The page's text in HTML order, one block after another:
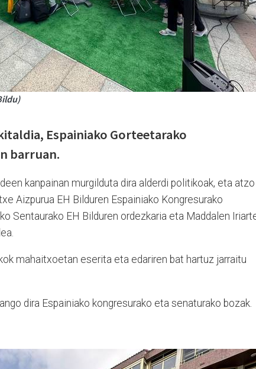
Espainiako Gorteetarako
barruan.
kanpainan murgilduta dira alderdi politikoak, eta atzo
Aizpurua EH Bilduren Espainiako Kongresurako
Sentaurako EH Bilduren ordezkaria eta Maddalen
mahaitxoetan eserita eta edariren bat hartuz jarraitu
dira Espainiako kongresurako eta senaturako bozak.